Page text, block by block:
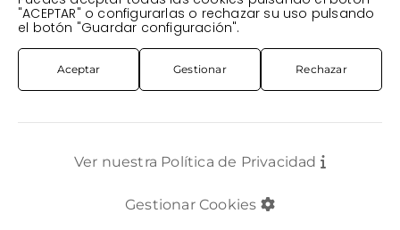
ROTLLO PAPER KRAFT *ESTAMPAT DIARI* 62CM 100 MT.
"ACEPTAR" o configurarlas o rechazar su uso pulsando
el botón "Guardar configuración".
Aceptar Gestionar Rechazar
Ver nuestra Política de Privacidad
Gestionar Cookies